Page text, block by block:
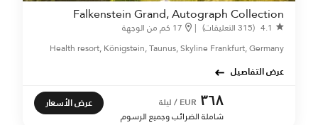
Falkenstein Grand, Autograph Collection
4.1 (315 التعليقات) |
17 كم من الوجهة
Health resort, Königstein, Taunus, Skyline Frankfurt, Germany
عرض التفاصيل
٣٦٨ EUR / ليلة
شاملة الضرائب وجميع الرسوم
عرض الأسعار